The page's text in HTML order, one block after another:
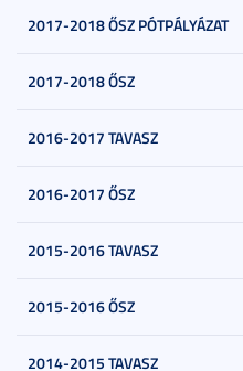
2017-2018 ŐSZ PÓTPÁLYÁZAT
2017-2018 ŐSZ
2016-2017 TAVASZ
2016-2017 ŐSZ
2015-2016 TAVASZ
2015-2016 ŐSZ
2014-2015 TAVASZ